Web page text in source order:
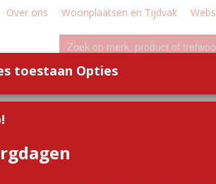
Over ons Woonplaatsen en Tijdvak
BBQ Kip burger
toestaan Opties